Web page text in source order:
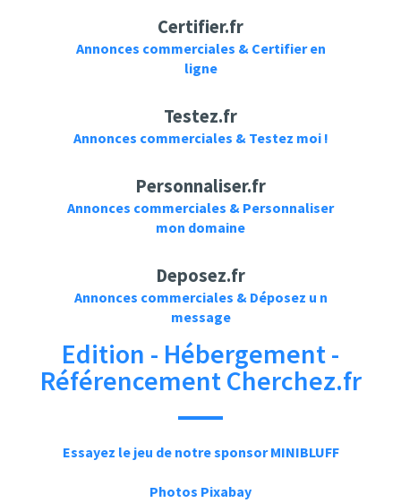
Certifier.fr
Annonces commerciales & Certifier en
ligne
Testez.fr
Annonces commerciales & Testez moi !
Personnaliser.fr
Annonces commerciales & Personnaliser
mon domaine
Deposez.fr
Annonces commerciales & Déposez u n
message
Edition - Hébergement -
Référencement Cherchez.fr
Essayez le jeu de notre sponsor MINIBLUFF
Photos Pixabay